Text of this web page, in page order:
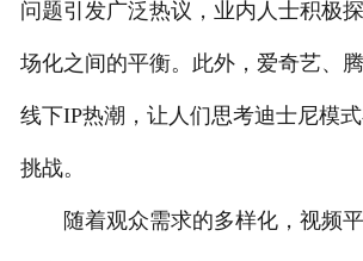
问题引发广泛热议，业内人士积极
场化之间的平衡。此外，爱奇艺、
线下IP热潮，让人们思考迪士尼模
挑战。
随着观众需求的多样化，视频平